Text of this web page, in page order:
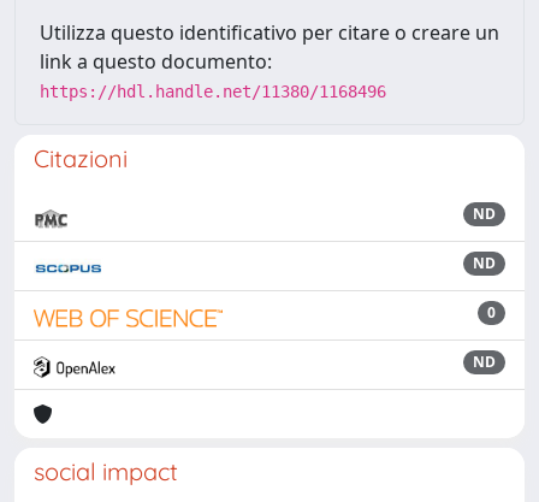
Utilizza questo identificativo per citare o creare un
link a questo documento:
https://hdl.handle.net/11380/1168496
Citazioni
ND
ND
0
ND
social impact